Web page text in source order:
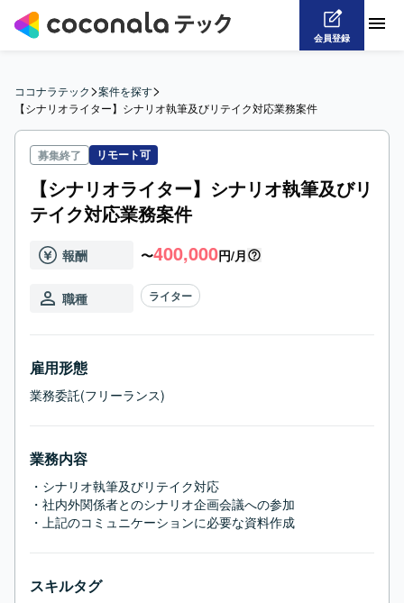
会員登録
ココナラテック>案件を探す>
【シナリオライター】シナリオ執筆及びリテイク対応業務案件
募集終了 リモート可
【シナリオライター】シナリオ執筆及びリ
テイク対応業務案件
報酬 〜400,000円/月
職種 ライター
雇用形態
業務委託(フリーランス)
業務内容
・シナリオ執筆及びリテイク対応
・社内外関係者とのシナリオ企画会議への参加
・上記のコミュニケーションに必要な資料作成
スキルタグ